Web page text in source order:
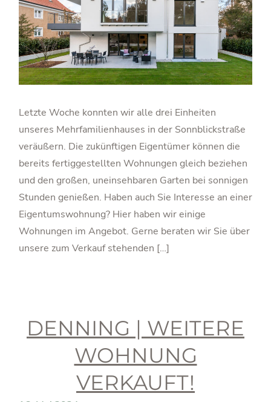
Letzte Woche konnten wir alle drei Einheiten
unseres Mehrfamilienhauses in der Sonnblickstraße
veräußern. Die zukünftigen Eigentümer können die
bereits fertiggestellten Wohnungen gleich beziehen
und den großen, uneinsehbaren Garten bei sonnigen
Stunden genießen. Haben auch Sie Interesse an einer
Eigentumswohnung? Hier haben wir einige
Wohnungen im Angebot. Gerne beraten wir Sie über
unsere zum Verkauf stehenden […]
DENNING | WEITERE
WOHNUNG
VERKAUFT!